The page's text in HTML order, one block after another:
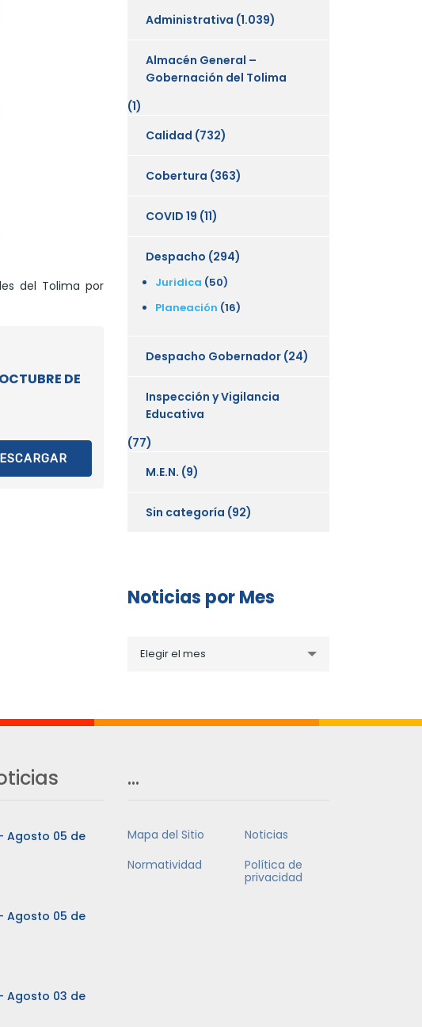
del Tolima por
DE
Administrativa (1.039)
Almacén General –
Gobernación del Tolima
(1)
Calidad (732)
Cobertura (363)
COVID 19 (11)
Despacho (294)
Juridica (50)
Planeación (16)
Despacho Gobernador (24)
Inspección y Vigilancia
Educativa
(77)
M.E.N. (9)
Sin categoría (92)
Noticias por Mes
porElegir el mes
Agosto 05 de
Agosto 05 de
Agosto 03 de
…
Mapa del Sitio
Noticias
Normatividad
Política de
privacidad